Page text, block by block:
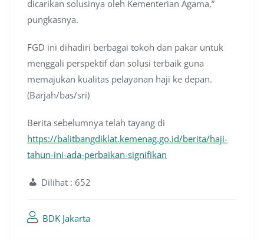
dicarikan solusinya oleh Kementerian Agama,”
pungkasnya.
FGD ini dihadiri berbagai tokoh dan pakar untuk
menggali perspektif dan solusi terbaik guna
memajukan kualitas pelayanan haji ke depan.
(Barjah/bas/sri)
Berita sebelumnya telah tayang di
https://balitbangdiklat.kemenag.go.id/berita/haji-
tahun-ini-ada-perbaikan-signifikan
Dilihat : 652
BDK Jakarta